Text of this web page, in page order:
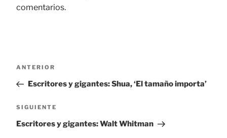
comentarios.
Navegación
entradas
Entrada
anterior:
ANTERIOR
Escritores y gigantes: Shua, ‘El tamaño importa’
Siguiente
entrada
SIGUIENTE
Escritores y gigantes: Walt Whitman